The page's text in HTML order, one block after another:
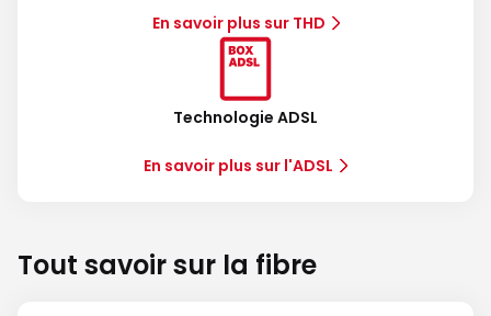
En savoir plus sur THD
Technologie ADSL
En savoir plus sur l'ADSL
Tout savoir sur la fibre